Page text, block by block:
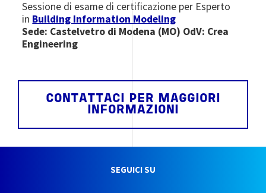
Sessione di esame di certificazione per Esperto
in Building Information Modeling
Sede: Castelvetro di Modena (MO) OdV: Crea
Engineering
CONTATTACI PER MAGGIORI
INFORMAZIONI
SEGUICI SU